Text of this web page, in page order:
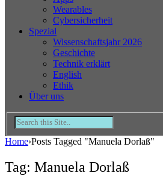
Wearables
Cybersicherheit
Spezial
Wissenschaftsjahr 2026
Geschichte
Technik erklärt
English
Ethik
Über uns
Home›Posts Tagged "Manuela Dorlaß"
Tag: Manuela Dorlaß